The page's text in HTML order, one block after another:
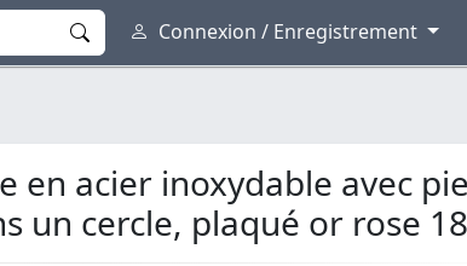
Connexion / Enregistrement
en acier inoxydable avec
un cercle, plaqué or rose